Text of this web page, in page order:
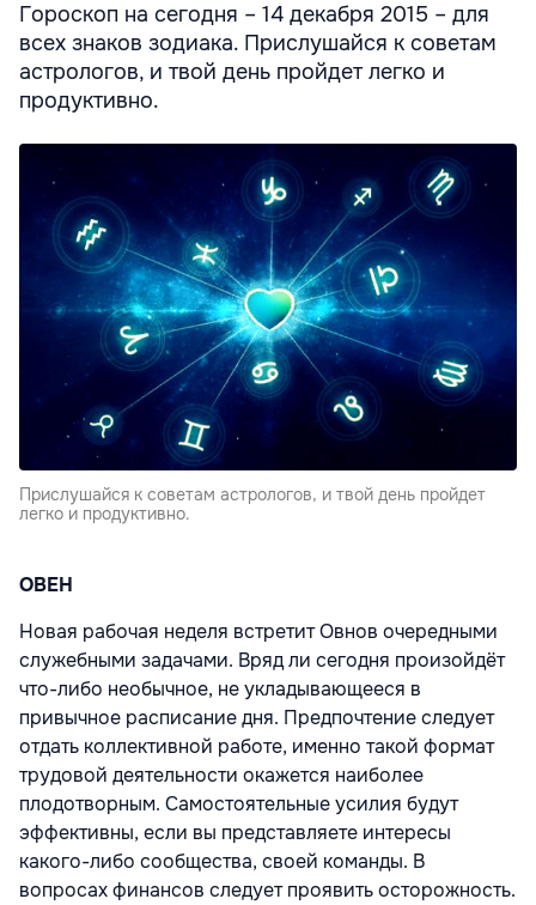
Гороскоп на сегодня – 14 декабря 2015 – для
всех знаков зодиака. Прислушайся к советам
астрологов, и твой день пройдет легко и
продуктивно.
Прислушайся к советам астрологов, и твой день пройдет
легко и продуктивно.
ОВЕН
Новая рабочая неделя встретит Овнов очередными
служебными задачами. Вряд ли сегодня произойдёт
что-либо необычное, не укладывающееся в
привычное расписание дня. Предпочтение следует
отдать коллективной работе, именно такой формат
трудовой деятельности окажется наиболее
плодотворным. Самостоятельные усилия будут
эффективны, если вы представляете интересы
какого-либо сообщества, своей команды. В
вопросах финансов следует проявить осторожность.